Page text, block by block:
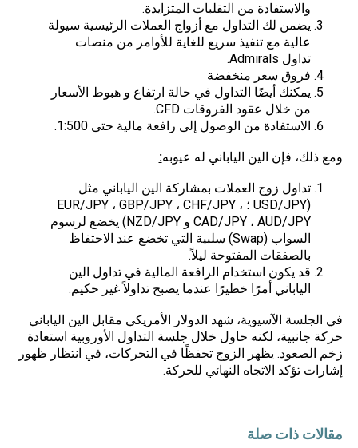
والاستفادة من التقلبات المتزايدة.
يضمن لك التداول مع أزواج العملات الرئيسية سيولة
عالية مع تنفيذ سريع للغاية للأوامر من منصات
تداول Admirals.
فروق سعر منخفضة
يمكنك أيضًا التداول في حالة ارتفاع و هبوط الأسعار
من خلال عقود الفروقات CFD.
الاستفادة من الوصول إلى رافعة مالية حتى 1:500.
ومع ذلك، فإن الين الياباني له عيوبه:
تداول زوج العملات بمشاركة الين الياباني مثل
(USD/JPY ؛ EUR/JPY ، GBP/JPY ، CHF/JPY ،
CAD/JPY ، AUD/JPY و NZD/JPY) يخضع لرسوم
السواب (Swap) سلبية التي تخضع عند الاحتفاظ
بالصفقات المفتوحة ليلاً.
قد يكون استخدام الرافعة المالية في تداول الين
الياباني أمرًا خطيرًا عندما يصبح تداولاً غير حكيم.
في الجلسة الآسيوية، شهد الدولار الأمريكي مقابل الين الياباني
حركة جانبية، لكنه حاول خلال جلسة التداول الأوروبية استعادة
زخم الصعود. يظهر الزوج تحفظًا في التحركات، في انتظار ظهور
إشارات تؤكد الاتجاه النهائي للحركة.
مقالات ذات صلة